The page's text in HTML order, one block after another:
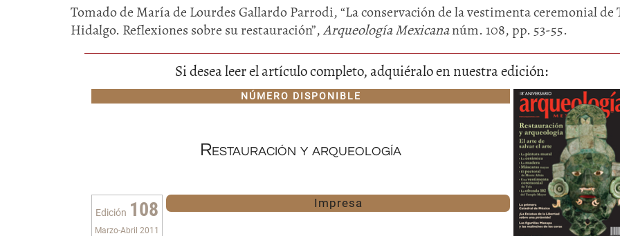
Tomado de María de Lourdes Gallardo Parrodi, “La conservación de la vestimenta ceremonial de
Hidalgo. Reflexiones sobre su restauración”,Arqueología Mexicananúm. 108, pp. 53-55.
Si desea leer el artículo completo, adquiéralo en nuestra edición:
NÚMERO DISPONIBLE
Restauración y arqueología
Edición 108
Marzo-Abril 2011
Impresa